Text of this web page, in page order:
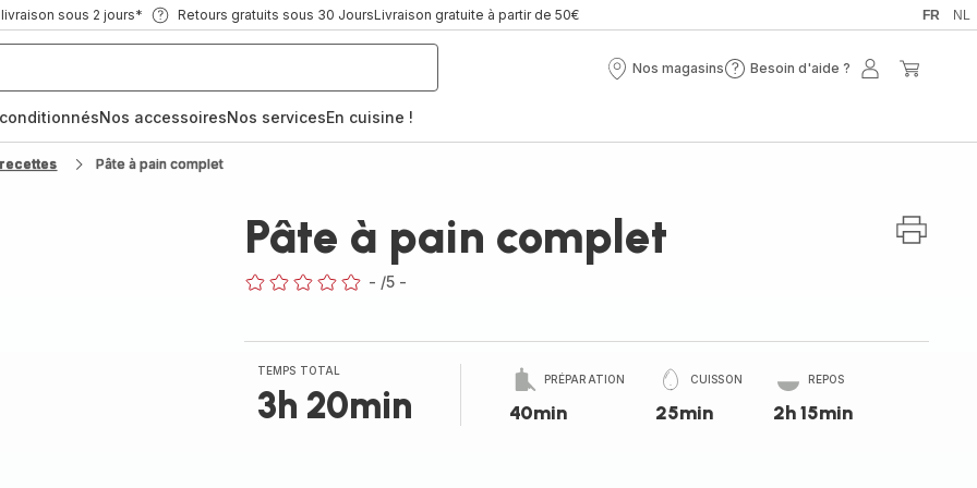
sous 2 jours* Retours gratuits sous 30 JoursLivraison gratuite à partir de 50€ FR NL
Nos magasins
Nos
Besoin d'aide ?
Besoin
Mon
Nos accessoiresNos servicesEn cuisine !
Pâte à pain complet
Pâte à pain complet
- /5 -
TEMPS TOTAL
3h 20min
PRÉPARATION
40min
CUISSON
25min
REPOS
2h 15min